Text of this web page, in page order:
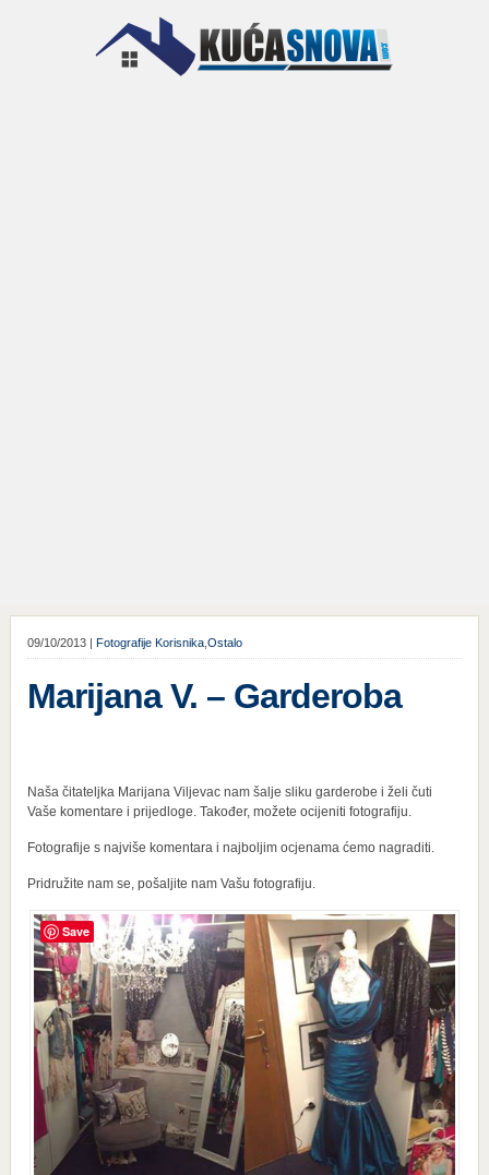
09/10/2013 | Fotografije Korisnika, Ostalo
Marijana V. – Garderoba
Naša čitateljka Marijana Viljevac nam šalje sliku garderobe i želi čuti
Vaše komentare i prijedloge. Također, možete ocijeniti fotografiju.
Fotografije s najviše komentara i najboljim ocjenama ćemo nagraditi.
Pridružite nam se, pošaljite nam Vašu fotografiju.
Save